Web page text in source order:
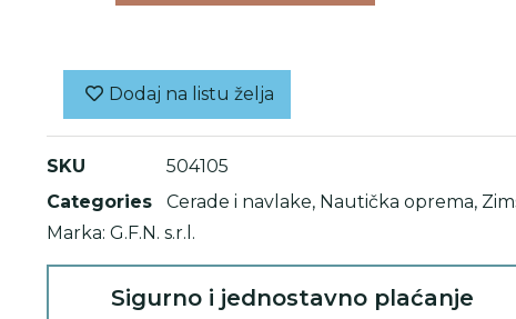
Dodaj na listu želja
SKU
504105
Categories
Cerade i navlake, Nautička oprema,
Marka: G.F.N. s.r.l.
Sigurno i jednostavno plaćanje